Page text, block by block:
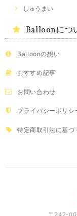
しゅうまい
Balloonにつ
Balloonの想い
おすすめ記事
お問い合わせ
プライバシーポリシ
特定商取引法に基づ
〒242-